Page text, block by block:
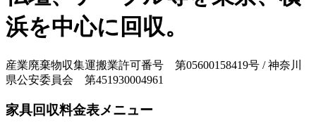
浜を中心に回収。
産業廃棄物収集運搬業許可番号 第05600158419号 / 神奈川
県公安委員会 第451930004961
家具回収料金表メニュー